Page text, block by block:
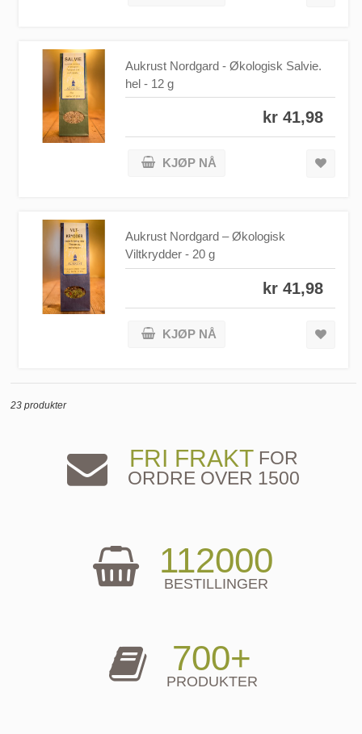
Aukrust Nordgard - Økologisk Salvie.
hel - 12 g
kr 41,98
KJØP NÅ
Aukrust Nordgard – Økologisk
Viltkrydder - 20 g
kr 41,98
KJØP NÅ
23 produkter
FRI FRAKTFOR
ORDRE OVER 1500
112000
BESTILLINGER
700+
PRODUKTER